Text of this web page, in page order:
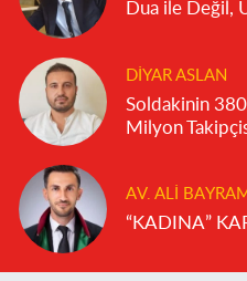
Dua ile Değil,
DIYAR ASLAN
Soldakinin
Milyon
AV. ALI
“KADINA”